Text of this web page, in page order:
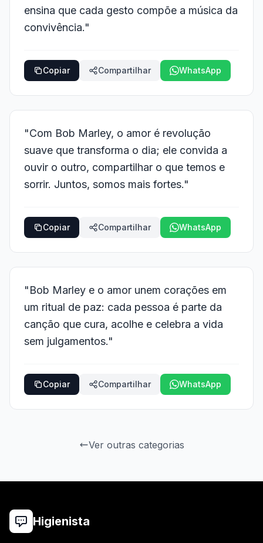
ensina que cada gesto compõe a música da
convivência."
Copiar Compartilhar WhatsApp
"Com Bob Marley, o amor é revolução
suave que transforma o dia; ele convida a
ouvir o outro, compartilhar o que temos e
sorrir. Juntos, somos mais fortes."
Copiar Compartilhar WhatsApp
"Bob Marley e o amor unem corações em
um ritual de paz: cada pessoa é parte da
canção que cura, acolhe e celebra a vida
sem julgamentos."
Copiar Compartilhar WhatsApp
Ver outras categorias
Higienista